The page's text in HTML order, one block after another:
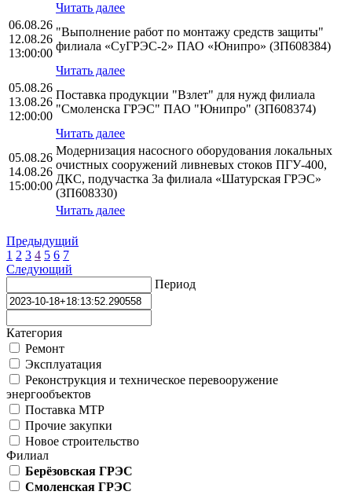
Читать далее
06.08.26
12.08.26
13:00:00
"Выполнение работ по монтажу средств защиты"
филиала «СуГРЭС-2» ПАО «Юнипро» (ЗП608384)
Читать далее
05.08.26
13.08.26
12:00:00
Поставка продукции "Взлет" для нужд филиала
"Смоленска ГРЭС" ПАО "Юнипро" (ЗП608374)
Читать далее
05.08.26
14.08.26
15:00:00
Модернизация насосного оборудования локальных
очистных сооружений ливневых стоков ПГУ-400,
ДКС, подучастка 3а филиала «Шатурская ГРЭС»
(ЗП608330)
Читать далее
Предыдущий
1 2 3 4 5 6 7
Следующий
Период
Категория
Ремонт
Эксплуатация
Реконструкция и техническое перевооружение
энергообъектов
Поставка МТР
Прочие закупки
Новое строительство
Филиал
Берёзовская ГРЭС
Смоленская ГРЭС